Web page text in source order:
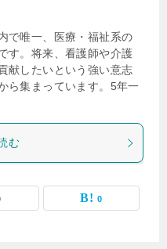
で唯一、医療・福祉系の
す。将来、看護師や介護
献したいという強い意志
ら集まっています。5年一
む
0